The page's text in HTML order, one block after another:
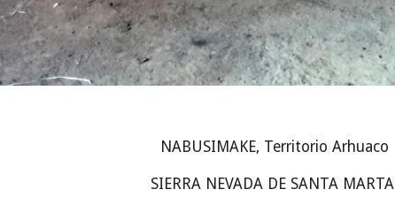
NABUSIMAKE, Territorio Arhuaco
SIERRA NEVADA DE SANTA MARTA